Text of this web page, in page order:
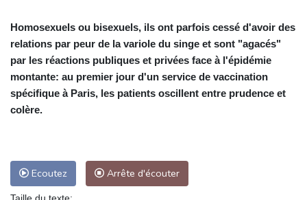
Homosexuels ou bisexuels, ils ont parfois cessé d'avoir des
relations par peur de la variole du singe et sont "agacés"
par les réactions publiques et privées face à l'épidémie
montante: au premier jour d'un service de vaccination
spécifique à Paris, les patients oscillent entre prudence et
colère.
Ecoutez Arrête d'écouter
Taille du texte: